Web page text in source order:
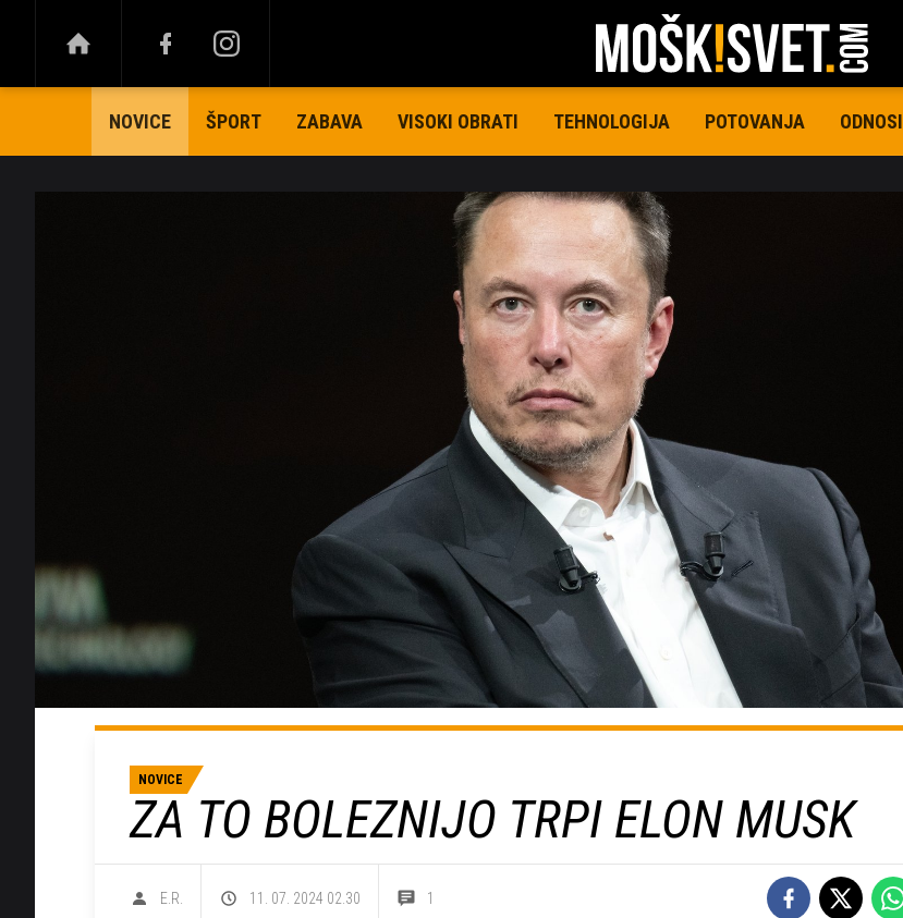
NOVICE ŠPORT ZABAVA VISOKI OBRATI TEHNOLOGIJA POTOVANJA ODNOSI
NOVICE
ZA TO BOLEZNIJO TRPI ELON MUSK
E.R. 11. 07. 2024 02.30 1